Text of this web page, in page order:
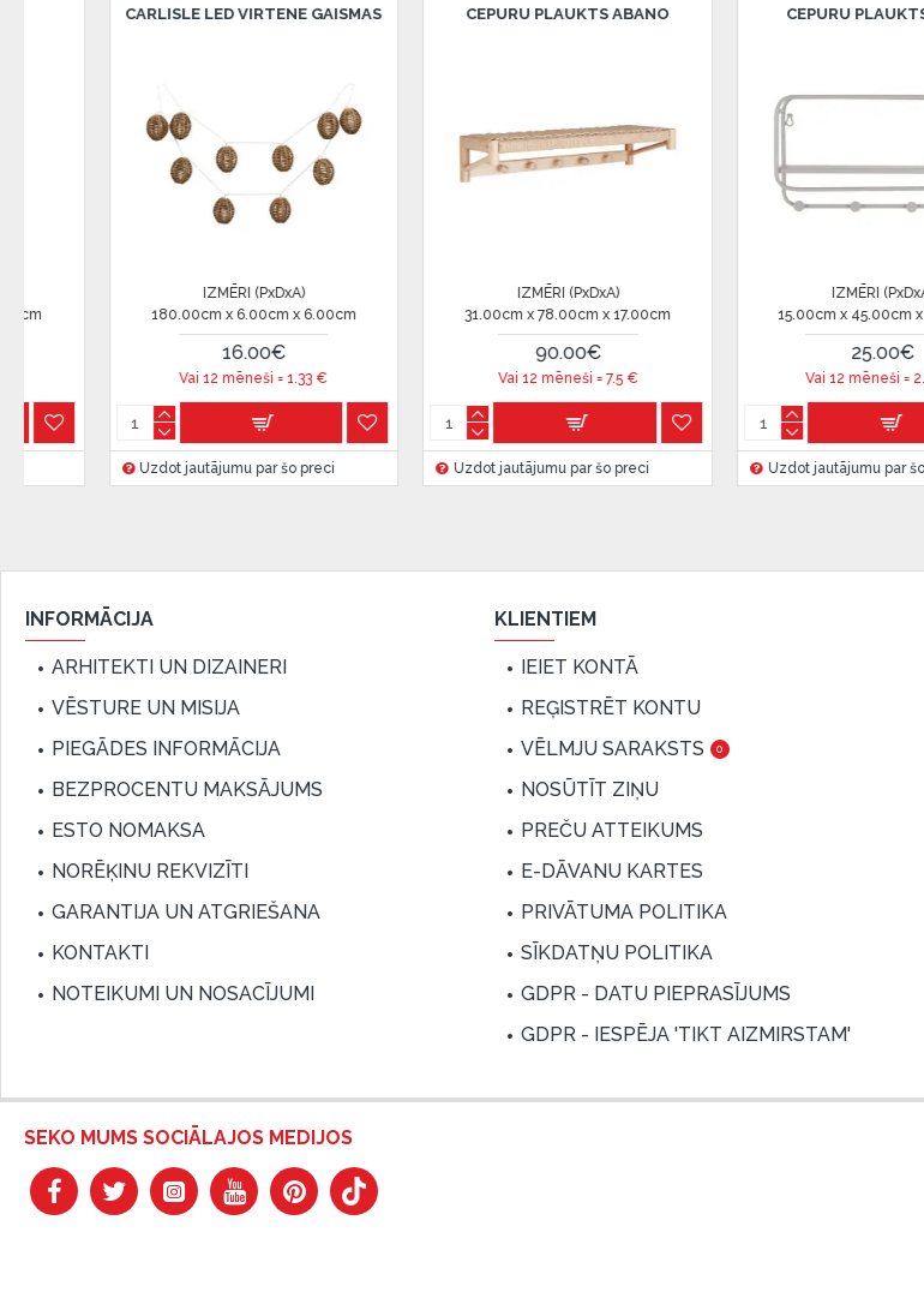
Piemērs: Preces cena 300 €, termiņš: 12 mēneši, pirmā iemaksa: 0 €, ikmēneša
Dokumentu prasības:
ESTO LV AS (Dokumentu noformēšanai nepieciešams Smart-ID, eParaksts eID,
eParaksts eID mobile, ESTO konts vai banka Swedbank, Luminor, SEB vai
Līzinga līgumu drīkst parakstīt tikai tā persona, kura ir norādīta kredīta saņemšanas
Papildu informācija:
Pirms kredīta noformēšanas, lūdzam iepazīties arpreču piegādes noteikumiem,
kā arīgarantijas un atgriesanas noteikumiem.
iespējas.
CEPURU PLAUKTS FEIRA
IZMĒRI (PxDxA)
15.00cm x 45.00cm x 25.00cm
25.00€
Vai 12 mēneši =2.08€
Uzdot jautājumu par šo preci
CEPURU PLAUKTS PADOVA
IZMĒRI (PxDxA)
78.00cm x 32.00cm x 34.00cm
40.00€
Vai 12 mēneši = 3.33€
Uzdot jautājumu par šo preci
CREWE LAMPA
IZMĒRI (PxDxA)
15.00cm x 15.00cm x 15.00cm
Vai 12 mēneši =0.83€
Uzdot jautājumu par šo preci
INFORMĀCIJA
ARHITEKTI UN DIZAINERI
VĒSTURE UN MISIJA
PIEGĀDES INFORMĀCIJA
BEZPROCENTU MAKSĀJUMS
ESTO NOMAKSA
NORĒĶINU REKVIZĪTI
GARANTIJA UN ATGRIEŠANA
KONTAKTI
NOTEIKUMI UN NOSACĪJUMI
KLIENTIEM
IEIET KONTĀ
REĢISTRĒT KONTU
VĒLMJU SARAKSTS
0
NOSŪTĪT ZIŅU
PREČU ATTEIKUMS
E-DĀVANU KARTES
PRIVĀTUMA POLITIKA
SĪKDATŅU POLITIKA
GDPR - DATU PIEPRASĪJUMS
GDPR - IESPĒJA 'TIKT AIZMIRSTAM'
SEKO MUMS SOCIĀLAJOS MEDIJOS